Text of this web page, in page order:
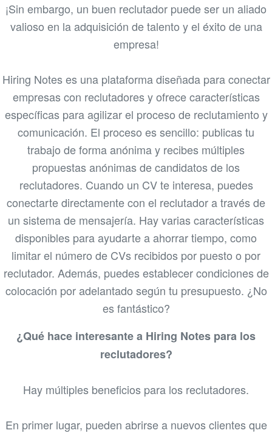
¡Sin embargo, un buen reclutador puede ser un aliado
valioso en la adquisición de talento y el éxito de una
empresa!
Hiring Notes es una plataforma diseñada para conectar
empresas con reclutadores y ofrece características
específicas para agilizar el proceso de reclutamiento y
comunicación. El proceso es sencillo: publicas tu
trabajo de forma anónima y recibes múltiples
propuestas anónimas de candidatos de los
reclutadores. Cuando un CV te interesa, puedes
conectarte directamente con el reclutador a través de
un sistema de mensajería. Hay varias características
disponibles para ayudarte a ahorrar tiempo, como
limitar el número de CVs recibidos por puesto o por
reclutador. Además, puedes establecer condiciones de
colocación por adelantado según tu presupuesto. ¿No
es fantástico?
¿Qué hace interesante a Hiring Notes para los
reclutadores?
Hay múltiples beneficios para los reclutadores.
En primer lugar, pueden abrirse a nuevos clientes que